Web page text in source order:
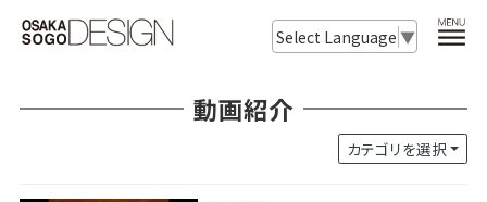
Select Language ▼
動画紹介
カテゴリを選択